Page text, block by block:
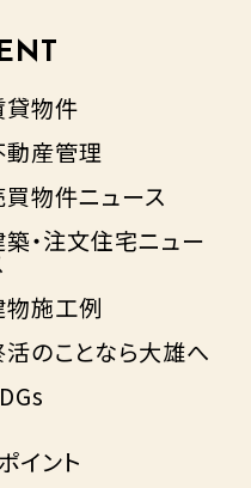
貸物件
動産管理
買物件ニュース
・注文住宅ニュー
物施工例
のことなら大雄へ
イント